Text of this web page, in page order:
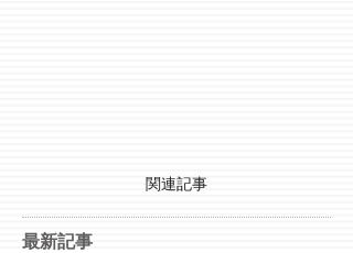
関連記事
最新記事